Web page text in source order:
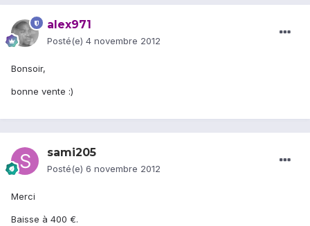
alex971
Posté(e) 4 novembre 2012
Bonsoir,
bonne vente :)
sami205
Posté(e) 6 novembre 2012
Merci
Baisse à 400 €.